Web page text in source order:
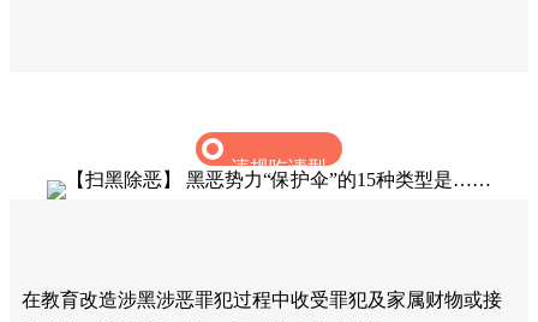
违规吃请型
在教育改造涉黑涉恶罪犯过程中收受罪犯及家属财物或接